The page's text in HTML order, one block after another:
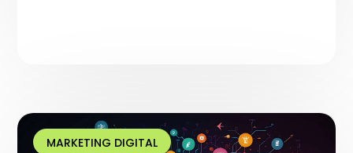
MARKETING DIGITAL